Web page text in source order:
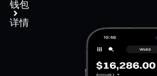
钱包
详情